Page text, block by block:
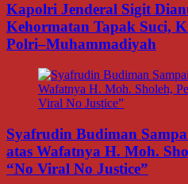
Kapolri Jenderal Sigit
Kehormatan Tapak Suci,
Polri–Muhammadiyah
Syafrudin Budiman
atas Wafatnya H. Moh.
“No Viral No Justice”